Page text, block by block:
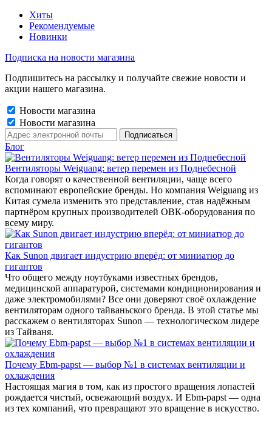
Хиты
Рекомендуемые
Новинки
Подписка на новости магазина
Подпишитесь на рассылку и получайте свежие новости и
акции нашего магазина.
Новости магазина
Новости магазина
Блог
Вентиляторы Weiguang: ветер перемен из Поднебесной
Когда говорят о качественной вентиляции, чаще всего
вспоминают европейские бренды. Но компания Weiguang из
Китая сумела изменить это представление, став надёжным
партнёром крупных производителей ОВК-оборудования по
всему миру.
Как Sunon двигает индустрию вперёд: от миниатюр до
гигантов
Что общего между ноутбуками известных брендов,
медицинской аппаратурой, системами кондиционирования и
даже электромобилями? Все они доверяют своё охлаждение
вентиляторам одного тайваньского бренда. В этой статье мы
расскажем о вентиляторах Sunon — технологическом лидере
из Тайваня.
Почему Ebm-papst — выбор №1 в системах вентиляции и
охлаждения
Настоящая магия в том, как из простого вращения лопастей
рождается чистый, освежающий воздух. И Ebm-papst — одна
из тех компаний, что превращают это вращение в искусство.